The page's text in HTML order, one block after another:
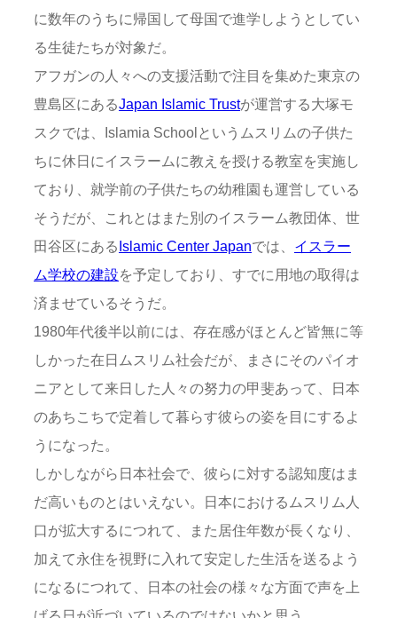
に数年のうちに帰国して母国で進学しようとしてい
る生徒たちが対象だ。
アフガンの人々への支援活動で注目を集めた東京の
豊島区にあるJapan Islamic Trustが運営する大塚モ
スクでは、Islamia Schoolというムスリムの子供た
ちに休日にイスラームに教えを授ける教室を実施し
ており、就学前の子供たちの幼稚園も運営している
そうだが、これとはまた別のイスラーム教団体、世
田谷区にあるIslamic Center Japanでは、 イスラー
ム学校の建設を予定しており、すでに用地の取得は
済ませているそうだ。
1980年代後半以前には、存在感がほとんど皆無に等
しかった在日ムスリム社会だが、まさにそのパイオ
ニアとして来日した人々の努力の甲斐あって、日本
のあちこちで定着して暮らす彼らの姿を目にするよ
うになった。
しかしながら日本社会で、彼らに対する認知度はま
だ高いものとはいえない。日本におけるムスリム人
口が拡大するにつれて、また居住年数が長くなり、
加えて永住を視野に入れて安定した生活を送るよう
になるにつれて、日本の社会の様々な方面で声を上